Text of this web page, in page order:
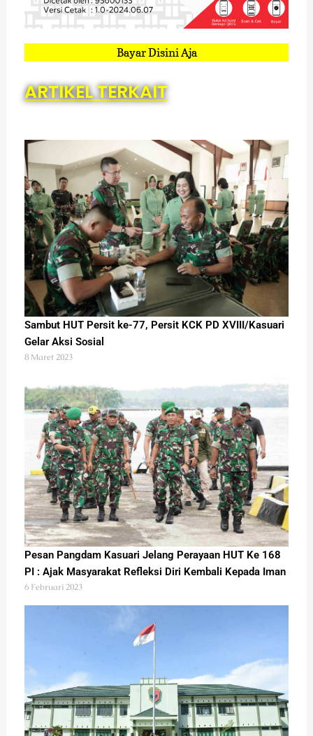
Bayar Disini Aja
ARTIKEL TERKAIT
Sambut HUT Persit ke-77, Persit KCK PD XVIII/Kasuari
Gelar Aksi Sosial
8 Maret 2023
Pesan Pangdam Kasuari Jelang Perayaan HUT Ke 168
PI : Ajak Masyarakat Refleksi Diri Kembali Kepada Iman
6 Februari 2023